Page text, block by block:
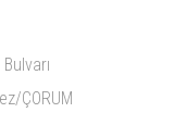
ÇORUM